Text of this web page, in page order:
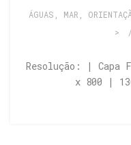
ÁGUAS, MAR
>
/
Resolução: | Capa
x 800 |